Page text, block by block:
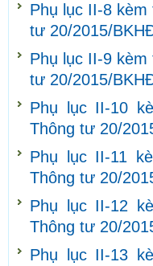
Phụ lục II-8
tư 20/2015/
Phụ lục II-9
tư 20/2015/
Phụ lục II-10
Thông tư 20/
Phụ lục II-11
Thông tư 20/
Phụ lục II-12
Thông tư 20/
Phụ lục II-13